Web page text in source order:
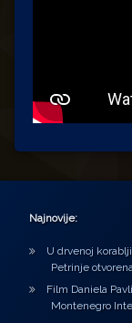
Najnovije:
U drvenoj
Petrinje
Film Daniela
Montenegro